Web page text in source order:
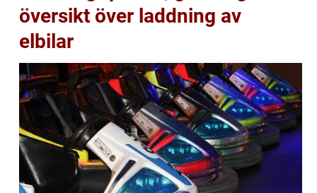
översikt över laddning av
elbilar